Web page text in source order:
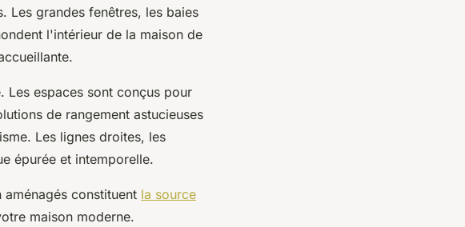
Les grandes fenêtres, les baies
l'intérieur de la maison de
Les espaces sont conçus pour
de rangement astucieuses
Les lignes droites, les
épurée et intemporelle.
constituent la source
maison moderne.